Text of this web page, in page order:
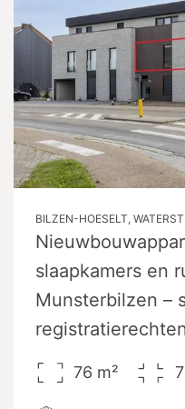
BILZEN-HOESELT,
slaapkamers en
Munsterbilzen –
76 m²